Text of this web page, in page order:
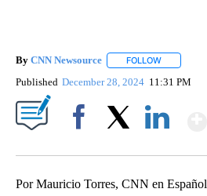
By CNN Newsource FOLLOW
Published December 28, 2024 11:31 PM
Por Mauricio Torres, CNN en Español